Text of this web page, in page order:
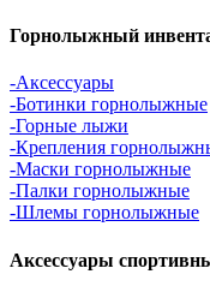
Горнолыжный
-Аксессуары
-Ботинки горнолыжные
-Горные лыжи
-Крепления
-Маски горнолыжные
-Палки горнолыжные
-Шлемы горнолыжные
Аксессуары